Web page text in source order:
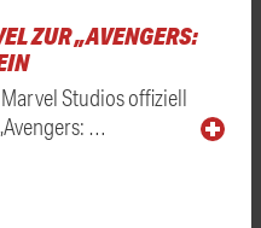
ZUR „AVENGERS:
Studios offiziell
…